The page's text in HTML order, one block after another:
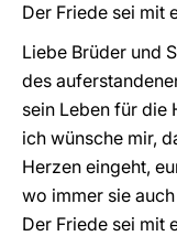
Der Friede sei mit
Liebe Brüder und
des
sein Leben für die
ich wünsche mir,
Herzen eingeht,
wo immer sie
Der Friede sei mit